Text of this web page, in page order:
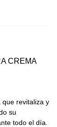
CREMA
que revitaliza y
su
todo el día.